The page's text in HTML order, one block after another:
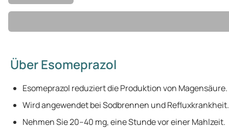
Über Esomeprazol
Esomeprazol reduziert die Produktion von Magensäure.
Wird angewendet bei Sodbrennen und Refluxkrankheit.
Nehmen Sie 20–40 mg, eine Stunde vor einer Mahlzeit.